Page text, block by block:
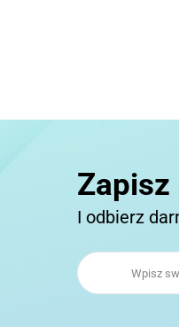
I odbierz